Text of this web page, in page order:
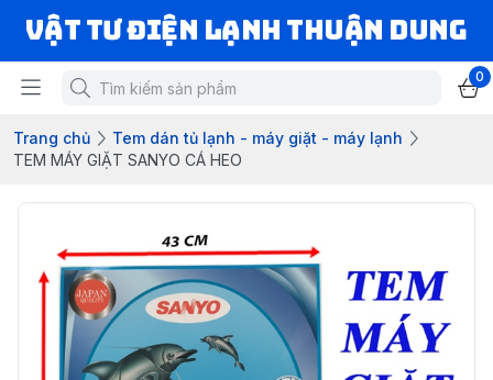
VẬT TƯ ĐIỆN LẠNH THUẬN DUNG
0
Trang chủ
Tem dán tủ lạnh - máy giặt - máy lạnh
TEM MÁY GIẶT SANYO CÁ HEO